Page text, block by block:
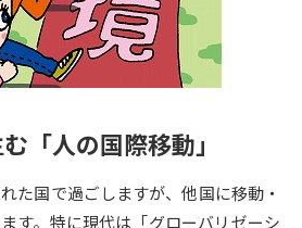
大学入学共通テスト「受験案
内」の請求
の
高等学校卒業程度認定試験
小学校教員資格認定試験
定
「人の国際移動」
た国で過ごしますが、他国に移動・
す。特に現代は「グローバリゼーシ